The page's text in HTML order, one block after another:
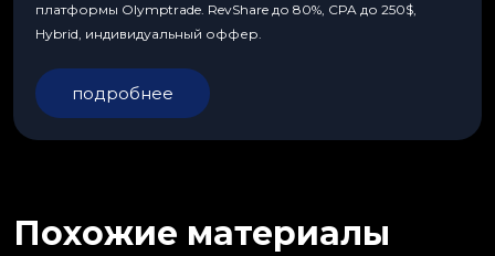
платформы Olymptrade. RevShare до 80%, CPA до 250$,
Hybrid, индивидуальный оффер.
подробнее
Похожие материалы